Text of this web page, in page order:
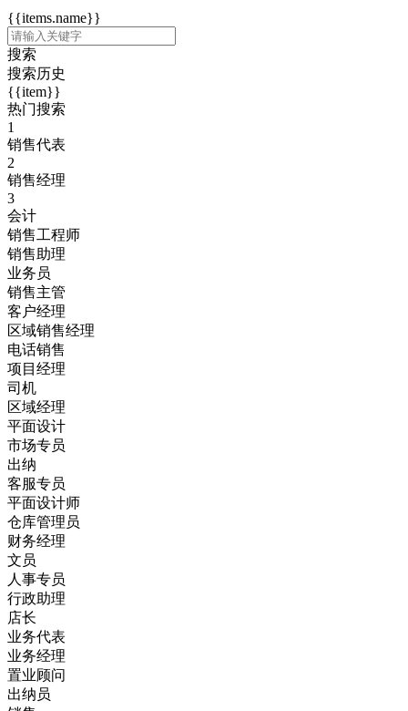
{{items.name}}
搜索
搜索历史
{{item}}
热门搜索
1
销售代表
2
销售经理
3
会计
销售工程师
销售助理
业务员
销售主管
客户经理
区域销售经理
电话销售
项目经理
司机
区域经理
平面设计
市场专员
出纳
客服专员
平面设计师
仓库管理员
财务经理
文员
人事专员
行政助理
店长
业务代表
业务经理
置业顾问
出纳员